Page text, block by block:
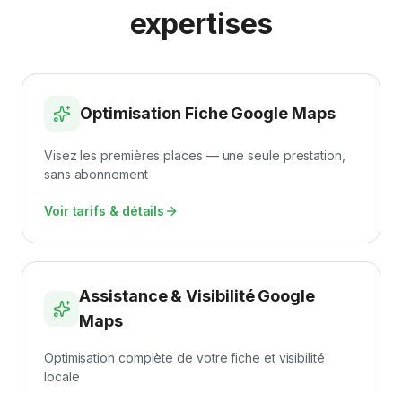
expertises
Optimisation Fiche Google Maps
Visez les premières places — une seule prestation,
sans abonnement
Voir tarifs & détails
Assistance & Visibilité Google
Maps
Optimisation complète de votre fiche et visibilité
locale